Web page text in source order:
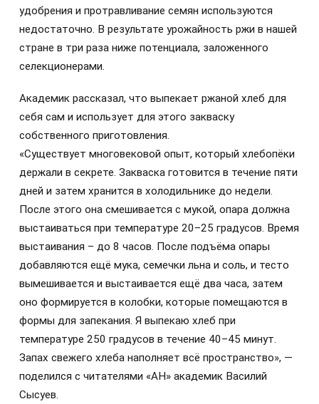
удобрения и протравливание семян используются
недостаточно. В результате урожайность ржи в нашей
стране в три раза ниже потенциала, заложенного
селекционерами.
Академик рассказал, что выпекает ржаной хлеб для
себя сам и использует для этого закваску
собственного приготовления.
«Существует многовековой опыт, который хлебопёки
держали в секрете. Закваска готовится в течение пяти
дней и затем хранится в холодильнике до недели.
После этого она смешивается с мукой, опара должна
выстаиваться при температуре 20–25 градусов. Время
выстаивания – до 8 часов. После подъёма опары
добавляются ещё мука, семечки льна и соль, и тесто
вымешивается и выстаивается ещё два часа, затем
оно формируется в колобки, которые помещаются в
формы для запекания. Я выпекаю хлеб при
температуре 250 градусов в течение 40–45 минут.
Запах свежего хлеба наполняет всё пространство», —
поделился с читателями «АН» академик Василий
Сысуев.